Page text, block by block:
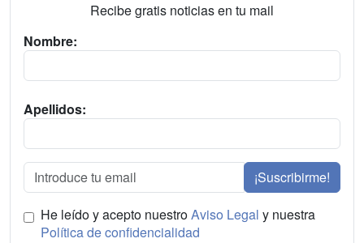
Recibe gratis noticias en tu mail
Nombre:
Apellidos:
¡Suscribirme!
He leído y acepto nuestroAviso Legal y nuestra
Política de confidencialidad